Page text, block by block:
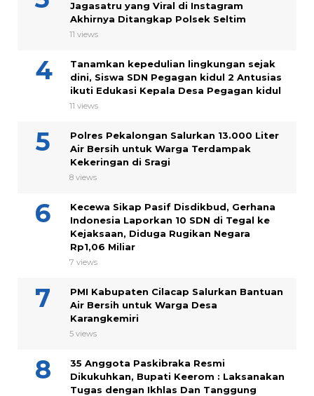
Jagasatru yang Viral di Instagram
Akhirnya Ditangkap Polsek Seltim
11 views
Tanamkan kepedulian lingkungan sejak
dini, Siswa SDN Pegagan kidul 2 Antusias
ikuti Edukasi Kepala Desa Pegagan kidul
11 views
Polres Pekalongan Salurkan 13.000 Liter
Air Bersih untuk Warga Terdampak
Kekeringan di Sragi
8 views
Kecewa Sikap Pasif Disdikbud, Gerhana
Indonesia Laporkan 10 SDN di Tegal ke
Kejaksaan, Diduga Rugikan Negara
Rp1,06 Miliar
7 views
PMI Kabupaten Cilacap Salurkan Bantuan
Air Bersih untuk Warga Desa
Karangkemiri
5 views
35 Anggota Paskibraka Resmi
Dikukuhkan, Bupati Keerom : Laksanakan
Tugas dengan Ikhlas Dan Tanggung